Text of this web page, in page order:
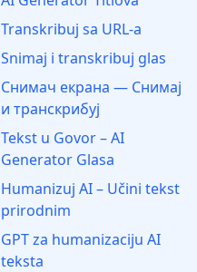
Transkribuj sa URL-a
Snimaj i transkribuj glas
Снимач екрана — Снимај
и транскрибуј
Tekst u Govor – AI
Generator Glasa
Humanizuj AI – Učini tekst
prirodnim
GPT za humanizaciju AI
teksta